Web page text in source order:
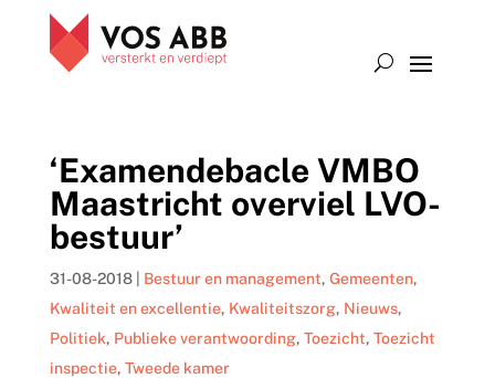
‘Examendebacle VMBO
Maastricht overviel LVO-
bestuur’
31-08-2018| Bestuur en management, Gemeenten,
Kwaliteit en excellentie, Kwaliteitszorg, Nieuws,
Politiek, Publieke verantwoording, Toezicht, Toezicht
inspectie, Tweede kamer